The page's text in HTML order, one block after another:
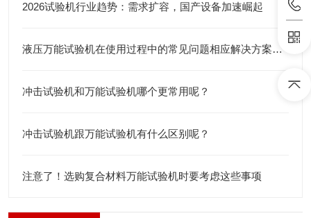
2026试验机行业趋势：需求扩容，国产设备加速崛起
液压万能试验机在使用过程中的常见问题相应解决方案分享
冲击试验机和万能试验机哪个更常用呢？
冲击试验机跟万能试验机有什么区别呢？
注意了！选购复合材料万能试验机时要考虑这些事项